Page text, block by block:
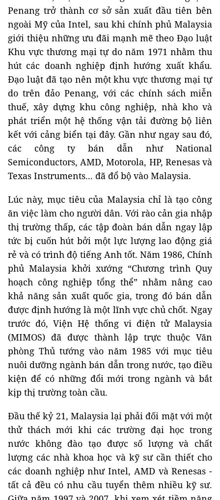
Penang trở thành cơ sở sản xuất đầu tiên bên
ngoài Mỹ của Intel, sau khi chính phủ Malaysia
giới thiệu những ưu đãi mạnh mẽ theo Đạo luật
Khu vực thương mại tự do năm 1971 nhằm thu
hút các doanh nghiệp định hướng xuất khẩu.
Đạo luật đã tạo nên một khu vực thương mại tự
do trên đảo Penang, với các chính sách miễn
thuế, xây dựng khu công nghiệp, nhà kho và
phát triển một hệ thống vận tải đường bộ liên
kết với cảng biển tại đây. Gần như ngay sau đó,
các công ty bán dẫn như National
Semiconductors, AMD, Motorola, HP, Renesas và
Texas Instruments... đã đổ bộ vào Malaysia.
Lúc này, mục tiêu của Malaysia chỉ là tạo công
ăn việc làm cho người dân. Với rào cản gia nhập
thị trường thấp, các tập đoàn bán dẫn ngay lập
tức bị cuốn hút bởi một lực lượng lao động giá
rẻ và có trình độ tiếng Anh tốt. Năm 1986, Chính
phủ Malaysia khởi xướng “Chương trình Quy
hoạch công nghiệp tổng thể” nhằm nâng cao
khả năng sản xuất quốc gia, trong đó bán dẫn
được định hướng là một lĩnh vực chủ chốt. Ngay
trước đó, Viện Hệ thống vi điện tử Malaysia
(MIMOS) đã được thành lập trực thuộc Văn
phòng Thủ tướng vào năm 1985 với mục tiêu
nuôi dưỡng ngành bán dẫn trong nước, tạo điều
kiện để có những đổi mới trong ngành và bắt
kịp thị trường toàn cầu.
Đầu thế kỷ 21, Malaysia lại phải đối mặt với một
thử thách mới khi các trường đại học trong
nước không đào tạo được số lượng và chất
lượng các nhà khoa học và kỹ sư cần thiết cho
các doanh nghiệp như Intel, AMD và Renesas -
tất cả đều có nhu cầu tuyển thêm nhiều kỹ sư.